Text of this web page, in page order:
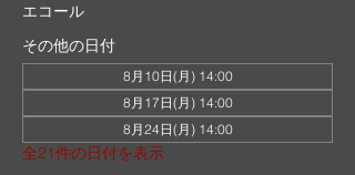
エコール
その他の日付
8月10日(月) 14:00
8月17日(月) 14:00
8月24日(月) 14:00
全21件の日付を表示